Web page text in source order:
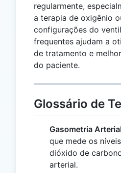
regularmente,
a terapia de oxigênio
configurações do
frequentes ajudam a
de tratamento e
do paciente.
Glossário de
Gasometria
que mede os
dióxido de
arterial.